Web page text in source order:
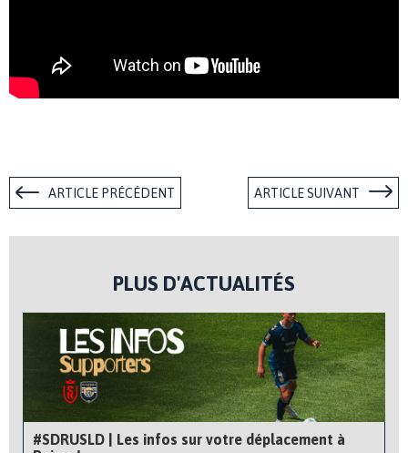
ARTICLE PRÉCÉDENT ARTICLE SUIVANT
PLUS D'ACTUALITÉS
#SDRUSLD | Les infos sur votre déplacement à